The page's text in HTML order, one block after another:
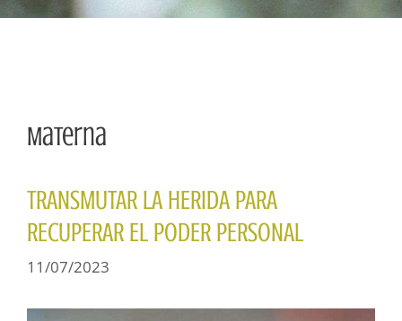
Materna
TRANSMUTAR LA HERIDA PARA
RECUPERAR EL PODER PERSONAL
11/07/2023